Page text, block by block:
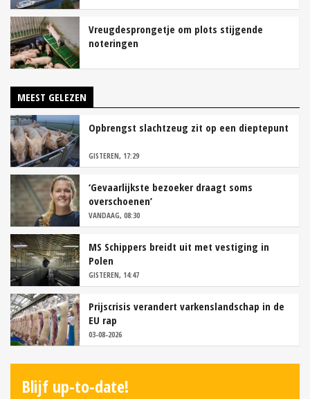
Vreugdesprongetje om plots stijgende
noteringen
MEEST GELEZEN
Opbrengst slachtzeug zit op een dieptepunt
GISTEREN, 17:29
‘Gevaarlijkste bezoeker draagt soms
overschoenen’
VANDAAG, 08:30
MS Schippers breidt uit met vestiging in
Polen
GISTEREN, 14:47
Prijscrisis verandert varkenslandschap in de
EU rap
03-08-2026
Blijf up-to-date!